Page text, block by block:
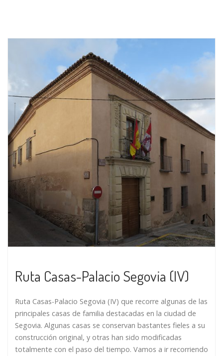
Ruta Casas-Palacio Segovia (IV)
Ruta Casas-Palacio Segovia (IV) que recorre algunas de las
principales casas de familia destacadas en la ciudad de
Segovia. Algunas casas se conservan bastantes fieles a su
construcción original, y otras han sido modificadas
totalmente con el paso del tiempo. Vamos a ir recorriendo